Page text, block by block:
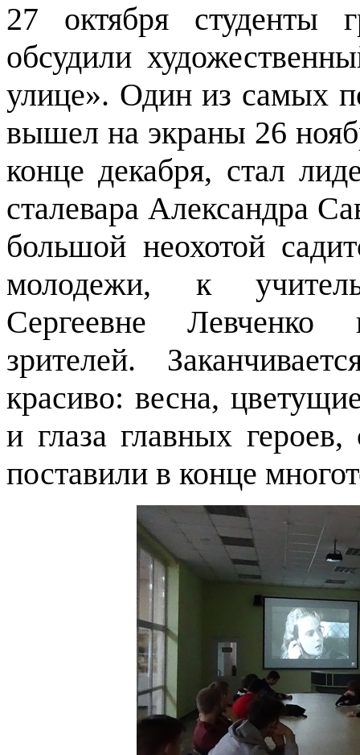
27 октября студенты
обсудили
улице». Один из самых
вышел на экраны 26
конце декабря, стал
сталевара Александра
большой неохотой
молодежи, к
Сергеевне
зрителей.
красиво: весна,
и глаза главных
поставили в конце